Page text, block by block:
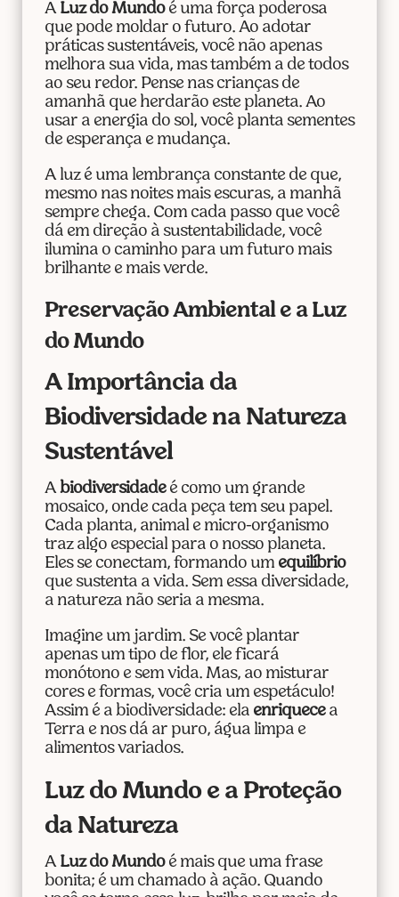
A Luz do Mundoé uma força poderosa
que pode moldar o futuro. Ao adotar
práticas sustentáveis, você não apenas
melhora sua vida, mas também a de todos
ao seu redor. Pense nas crianças de
amanhã que herdarão este planeta. Ao
usar a energia do sol, você planta sementes
de esperança e mudança.
A luz é uma lembrança constante de que,
mesmo nas noites mais escuras, a manhã
sempre chega. Com cada passo que você
dá em direção à sustentabilidade, você
ilumina o caminho para um futuro mais
brilhante e mais verde.
Preservação Ambiental e a Luz
do Mundo
A Importância da
Biodiversidade na Natureza
Sustentável
Abiodiversidadeé como um grande
mosaico, onde cada peça tem seu papel.
Cada planta, animal e micro-organismo
traz algo especial para o nosso planeta.
Eles se conectam, formando um equilíbrio
que sustenta a vida. Sem essa diversidade,
a natureza não seria a mesma.
Imagine um jardim. Se você plantar
apenas um tipo de flor, ele ficará
monótono e sem vida. Mas, ao misturar
cores e formas, você cria um espetáculo!
Assim é a biodiversidade: ela enriquecea
Terra e nos dá ar puro, água limpa e
alimentos variados.
Luz do Mundo e a Proteção
da Natureza
A Luz do Mundoé mais que uma frase
bonita; é um chamado à ação. Quando